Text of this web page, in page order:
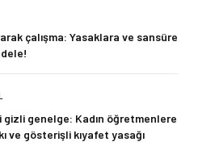
çalışma: Yasaklara ve sansüre
gizli genelge: Kadın öğretmenlere
ve gösterişli kıyafet yasağı